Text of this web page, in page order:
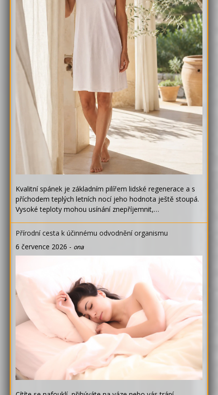
Kvalitní spánek je základním pilířem lidské regenerace a s
příchodem teplých letních nocí jeho hodnota ještě stoupá.
Vysoké teploty mohou usínání znepříjemnit,…
Přírodní cesta k účinnému odvodnění organismu
6 července 2026 - ona